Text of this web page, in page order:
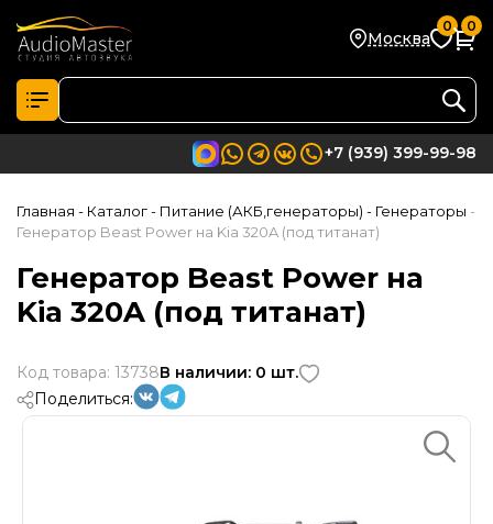
Москва
0 0
+7 (939) 399-99-98
Главная - Каталог- Питание (АКБ,генераторы) - Генераторы -
Генератор Beast Power на Kia 320A (под титанат)
Генератор Beast Power на
Kia 320A (под титанат)
Код товара: 13738В наличии: 0 шт.
Поделиться: